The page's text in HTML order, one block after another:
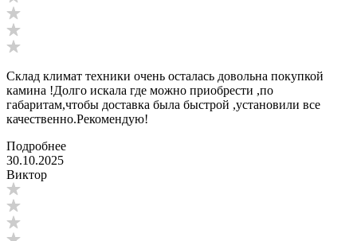
Склад климат техники очень осталась довольна покупкой
камина !Долго искала где можно приобрести ,по
габаритам,чтобы доставка была быстрой ,установили все
качественно.Рекомендую!
Подробнее
30.10.2025
Виктор